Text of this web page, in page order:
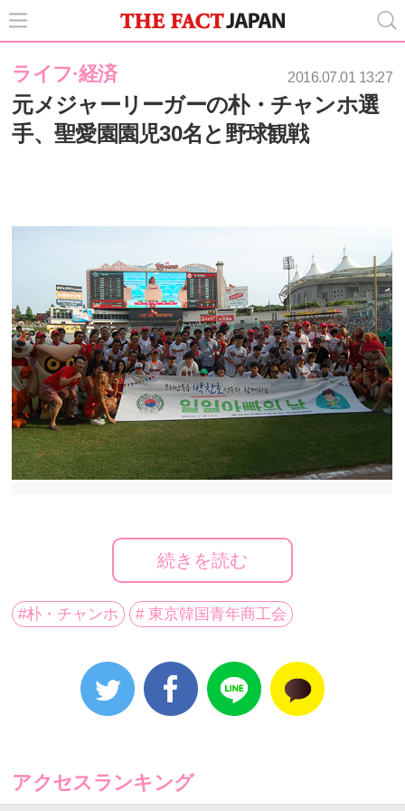
ライフ·経済 2016.07.01 13:27
元メジャーリーガーの朴・チャンホ選
手、聖愛園園児30名と野球観戦
最近芸能人とし活躍中の韓国人初代メージャーリーガ
ー朴・チャンホ選手が7月9日、仁川文鶴野球場で開か
れるSKワイバンズとKTウィズの試合に聖愛園の園児30
名と一緒に観戦する。聖愛園は京畿道利川市所在の児
東京韓国青年商工会とソウル東大門青年会議所が共同
訪問、国民儀礼参加、試合観戦などの順で開かれる。
続きを読む
#朴・チャンホ # 東京韓国青年商工会
アクセスランキング